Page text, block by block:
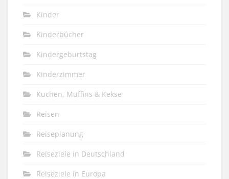
Kinder
Kinderbücher
Kindergeburtstag
Kinderzimmer
Kuchen, Muffins & Kekse
Reisen
Reiseplanung
Reiseziele in Deutschland
Reiseziele in Europa